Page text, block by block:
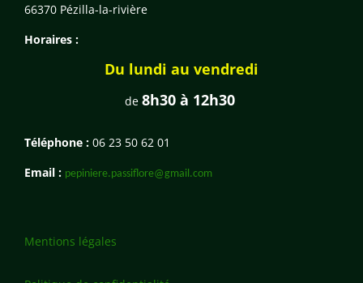
66370 Pézilla-la-rivière
Horaires :
Du lundi au vendredi
de 8h30 à 12h30
Téléphone : 06 23 50 62 01
Email : pepiniere.passiflore@gmail.com
Mentions légales